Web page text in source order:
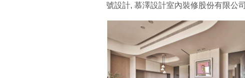
號設計, 慕澤設計室內裝修股份有限公司